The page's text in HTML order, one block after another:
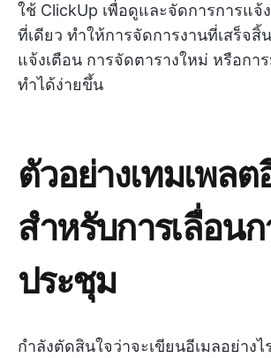
ใช้ ClickUp เพื่อดูและจัดการการแจ้
ที่เดียว ทำให้การจัดการงานที่เสร็จสิ้
แจ้งเตือน การจัดตารางใหม่ หรือกา
ทำได้ง่ายขึ้น
ตัวอย่างเทมเพลต
สำหรับการเลื่อนก
ประชุม
กำลังตัดสินใจว่าจะเขียนอีเมลอย่าง